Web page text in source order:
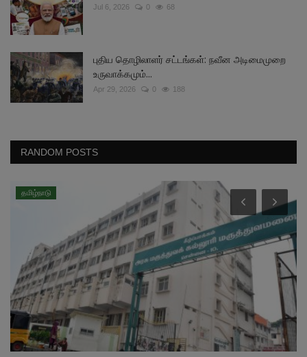
Jul 6, 2026 0 68
புதிய தொழிலாளர் சட்டங்கள்: நவீன அடிமைமுறை
உருவாக்கமும்...
Apr 29, 2026 0 188
RANDOM POSTS
தமிழ்நாடு